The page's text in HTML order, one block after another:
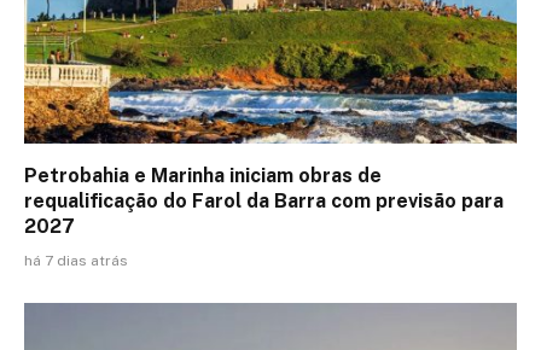
Petrobahia e Marinha iniciam obras de
requalificação do Farol da Barra com previsão para
2027
há 7 dias atrás